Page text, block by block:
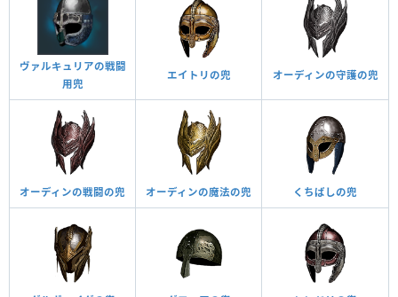
ヴァルキュリアの戦闘
用兜
エイトリの兜 オーディンの守護の兜
オーディンの戦闘の兜 オーディンの魔法の兜 くちばしの兜